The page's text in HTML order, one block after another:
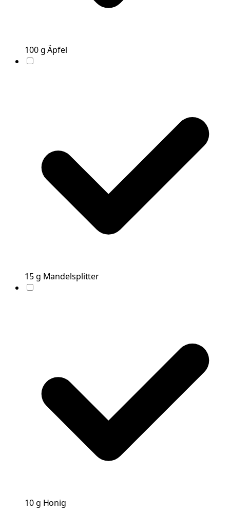
100g Äpfel
15g Mandelsplitter
10g Honig